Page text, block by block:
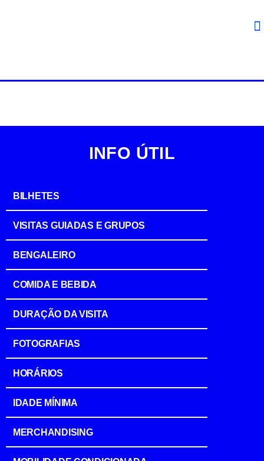
INFO ÚTIL
BILHETES
VISITAS GUIADAS E GRUPOS
BENGALEIRO
COMIDA E BEBIDA
DURAÇÃO DA VISITA
FOTOGRAFIAS
HORÁRIOS
IDADE MÍNIMA
MERCHANDISING